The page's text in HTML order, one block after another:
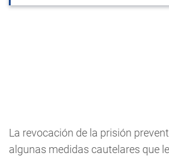
La revocación de la prisión
algunas medidas cautelares que